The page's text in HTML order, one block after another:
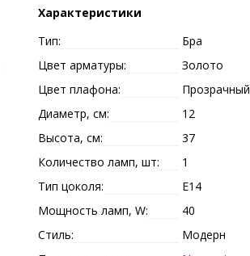
Характеристики
Тип:
Бра
Цвет арматуры:
Золото
Цвет плафона:
Прозрачный
Диаметр, см:
12
Высота, см:
37
Количество ламп, шт:
1
Тип цоколя:
E14
Мощность ламп, W:
40
Стиль:
Модерн